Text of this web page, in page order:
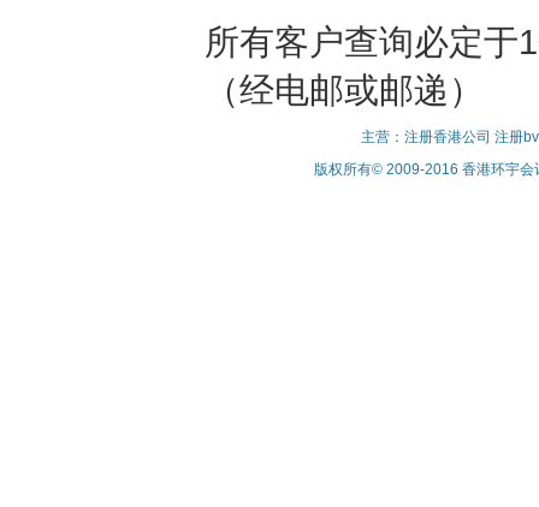
所有客户查询必定于
（经电邮或邮递）
主营：注册香港公司 注册
版权所有© 2009-2016 香港环宇